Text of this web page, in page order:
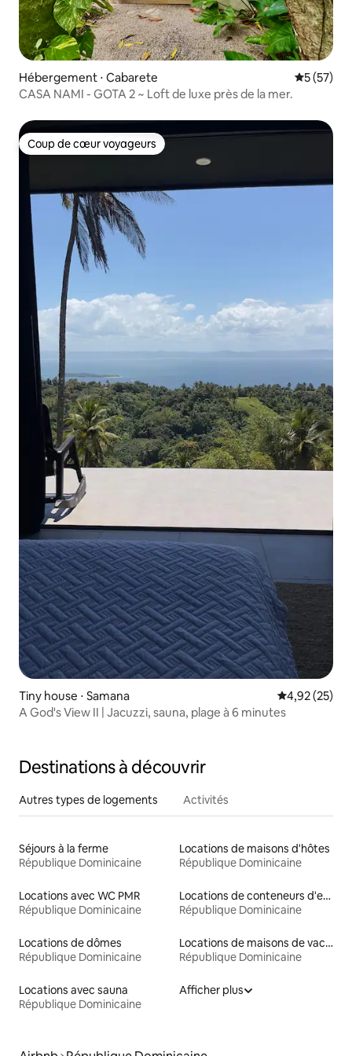
Hébergement ⋅ Cabarete
5 (57)
CASA NAMI - GOTA 2 ~ Loft de luxe près de la mer.
Coup de cœur voyageurs
Coup de cœur voyageurs
Tiny house ⋅ Samana Évaluation
4,92 (25)
A God's View II | Jacuzzi, sauna, plage à 6 minutes
Destinations à découvrir
Autres types de logements Activités
Séjours à la ferme
République Dominicaine
Locations de maisons d'hôtes
République Dominicaine
Locations avec WC PMR
République Dominicaine
Locations de conteneurs d'expédition
République Dominicaine
Locations de dômes
République Dominicaine
Locations de maisons de vacances
République Dominicaine
Locations avec sauna
République Dominicaine
Afficher plus